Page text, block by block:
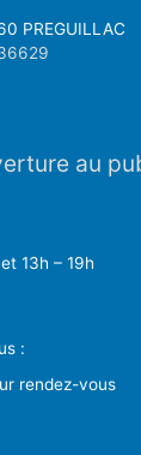
PREGUILLAC
au
13h – 19h
:
rendez-vous